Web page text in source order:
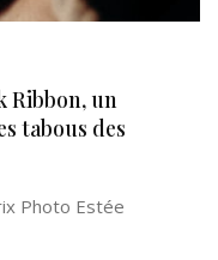
Ribbon, un
tabous des
Photo Estée